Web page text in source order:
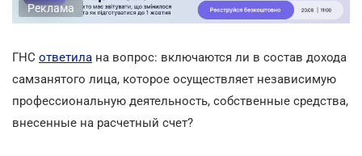
Реклама
ГНС ответила на вопрос: включаются ли в состав дохода
самзанятого лица, которое осуществляет независимую
профессиональную деятельность, собственные средства,
внесенные на расчетный счет?